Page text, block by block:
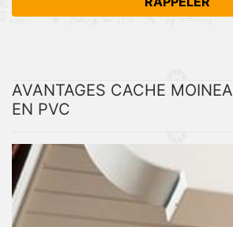
AVANTAGES CACHE
EN PVC